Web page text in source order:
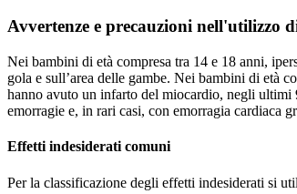
Avvertenze e precauzioni nell'utilizzo
Nei bambini di età compresa tra 14 e 18 anni,
gola e sull’area delle gambe. Nei bambini di età
hanno avuto un infarto del miocardio, negli ultimi
emorragie e, in rari casi, con emorragia cardiaca
Effetti indesiderati comuni
Per la classificazione degli effetti indesiderati si